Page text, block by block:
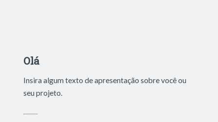
Olá
Insira algum texto de apresentação sobre você ou
seu projeto.